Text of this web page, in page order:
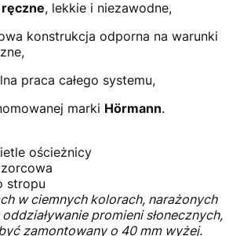
ręczne, lekkie i niezawodne,
konstrukcja odporna na warunki
praca całego systemu,
marki Hörmann.
ościeżnicy
stropu
w ciemnych kolorach, narażonych
promieni słonecznych,
zamontowany o 40 mm wyżej.